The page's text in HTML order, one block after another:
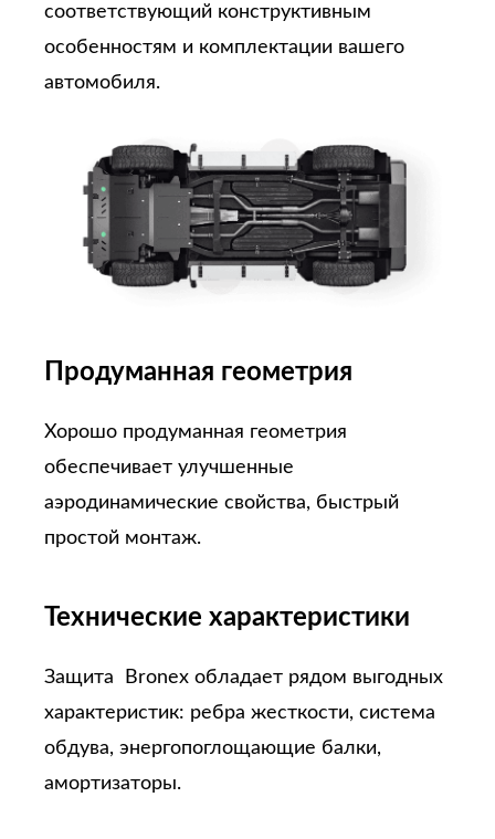
соответствующий конструктивным
особенностям и комплектации вашего
автомобиля.
Продуманная геометрия
Хорошо продуманная геометрия
обеспечивает улучшенные
аэродинамические свойства, быстрый
простой монтаж.
Технические характеристики
Защита Bronex обладает рядом выгодных
характеристик: ребра жесткости, система
обдува, энергопоглощающие балки,
амортизаторы.